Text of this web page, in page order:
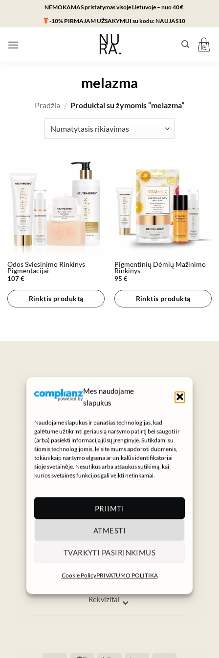
Mes naudojame
slapukus
Naudojame slapukus ir panašias technologijas, kad
galėtume užtikrinti geriausią naršymo patirtį bei saugoti ir
(arba) pasiekti informaciją jūsų įrenginyje. Sutikdami su
šiomis technologijomis, leisite mums apdoroti duomenis,
tokius kaip naršymo elgsena ar unikalūs identifikatoriai
šioje svetainėje. Nesutikus arba atšaukus sutikimą, kai
kurios svetainės funkcijos gali veikti netinkamai.
PRIIMTI
ATMESTI
TVARKYTI PASIRINKIMUS
Cookie PolicyPRIVATUMO POLITIKA
content
NEMOKAMAS pristatymas visoje Lietuvoje – nuo 40 €
-10% PIRMAJAM UŽSAKYMUI su kodu:NAUJAS10
melazma
Pradžia / Produktai su žymomis “melazma”
Odos Šviesinimo Rinkinys
Pigmentacijai
107€
Rinktis produktą
Pigmentinių Dėmių Mažinimo
Rinkinys
95 €
Rinktis produktą
SUKURTA KASDIENIAMS GROŽIO
RITUALAMS
Instagram
Gaukite NURA naujienas
Informacija⌄
Rekvizitai⌄